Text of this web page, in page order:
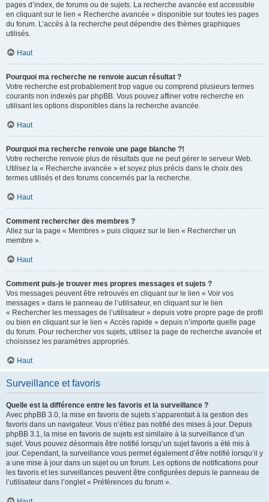
pages d’index, de forums ou de sujets. La recherche avancée est accessible
en cliquant sur le lien « Recherche avancée » disponible sur toutes les pages
du forum. L’accès à la recherche peut dépendre des thèmes graphiques
utilisés.
Haut
Pourquoi ma recherche ne renvoie aucun résultat ?
Votre recherche est probablement trop vague ou comprend plusieurs termes
courants non indexés par phpBB. Vous pouvez affiner votre recherche en
utilisant les options disponibles dans la recherche avancée.
Haut
Pourquoi ma recherche renvoie une page blanche ?!
Votre recherche renvoie plus de résultats que ne peut gérer le serveur Web.
Utilisez la « Recherche avancée » et soyez plus précis dans le choix des
termes utilisés et des forums concernés par la recherche.
Haut
Comment rechercher des membres ?
Allez sur la page « Membres » puis cliquez sur le lien « Rechercher un
membre ».
Haut
Comment puis-je trouver mes propres messages et sujets ?
Vos messages peuvent être retrouvés en cliquant sur le lien « Voir vos
messages » dans le panneau de l’utilisateur, en cliquant sur le lien
« Rechercher les messages de l’utilisateur » depuis votre propre page de profil
ou bien en cliquant sur le lien « Accès rapide » depuis n’importe quelle page
du forum. Pour rechercher vos sujets, utilisez la page de recherche avancée et
choisissez les paramètres appropriés.
Haut
Surveillance et favoris
Quelle est la différence entre les favoris et la surveillance ?
Avec phpBB 3.0, la mise en favoris de sujets s’apparentait à la gestion des
favoris dans un navigateur. Vous n’étiez pas notifié des mises à jour. Depuis
phpBB 3.1, la mise en favoris de sujets est similaire à la surveillance d’un
sujet. Vous pouvez désormais être notifié lorsqu’un sujet favoris a été mis à
jour. Cependant, la surveillance vous permet également d’être notifié lorsqu’il y
a une mise à jour dans un sujet ou un forum. Les options de notifications pour
les favoris et les surveillances peuvent être configurées depuis le panneau de
l’utilisateur dans l’onglet « Préférences du forum ».